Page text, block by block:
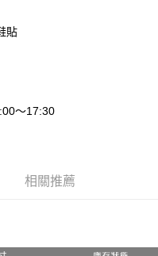
貼
～17:30
相關推薦